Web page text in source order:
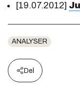
[19.07.2012]
ANALYSER
Del